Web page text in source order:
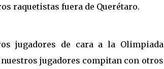
raquetistas fuera de Querétaro.
jugadores de cara a la Olimpiada
jugadores compitan con otros